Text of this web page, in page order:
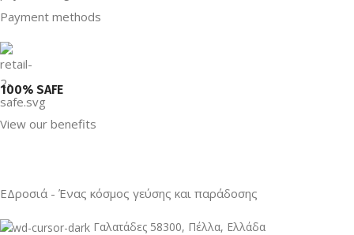
Payment methods
100% SAFE
View our benefits
ΕΔροσιά - Ένας κόσμος γεύσης και παράδοσης
Γαλατάδες 58300, Πέλλα, Ελλάδα